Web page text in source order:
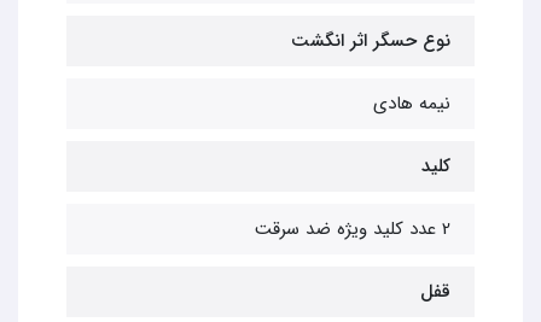
نوع حسگر اثر انگشت
نیمه هادی
کلید
2 عدد کلید ویژه ضد سرقت
قفل